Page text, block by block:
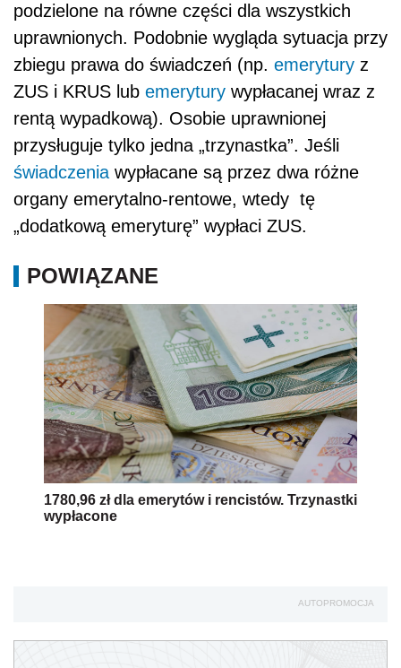
podzielone na równe części dla wszystkich
uprawnionych. Podobnie wygląda sytuacja przy
zbiegu prawa do świadczeń (np. emerytury z
ZUS i KRUS lub emerytury wypłacanej wraz z
rentą wypadkową). Osobie uprawnionej
przysługuje tylko jedna „trzynastka”. Jeśli
świadczeniawypłacane są przez dwa różne
organy emerytalno-rentowe, wtedy tę
„dodatkową emeryturę” wypłaci ZUS.
POWIĄZANE
1780,96 zł dla emerytów i rencistów. Trzynastki
wypłacone
AUTOPROMOCJA